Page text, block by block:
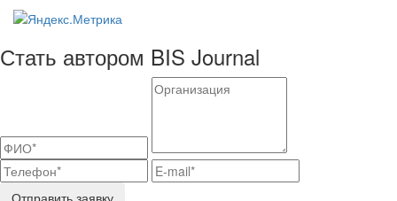
Стать автором BIS Journal